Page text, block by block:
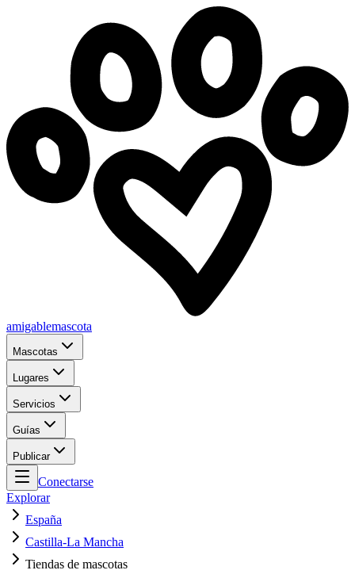
amigablemascota
Mascotas
Lugares
Servicios
Guías
Publicar
Conectarse
Explorar
España
Castilla-La Mancha
Tiendas de mascotas